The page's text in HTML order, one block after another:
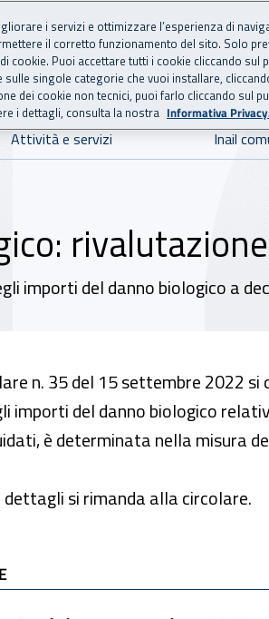
Nazionale
Attività e servizi Inail
importi del danno biologico a
n. 35 del 15 settembre 2022 si
importi del danno biologico
è determinata nella misura
si rimanda alla circolare.
i servizi e ottimizzare l’esperienza di
il corretto funzionamento del sito. Solo
Puoi accettare tutti i cookie cliccando sul
singole categorie che vuoi installare, cliccando
dei cookie non tecnici, puoi farlo cliccando sul
i dettagli, consulta la nostra Informativa